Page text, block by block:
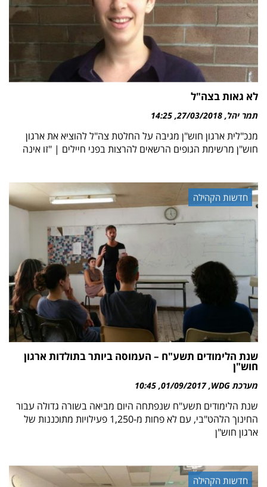
לא גאות בצה"ל
תמר יהל 27/03/2018
14:25
מנכ"לית ארגון חוש"ן מגיבה על החלטת צה"ל להוציא את ארגון
חוש"ן מרשימת הגופים הרשאים להרצות בפני חיילים | "זו אינה
חדשות הקהילה
שנת הלימודים תשע"ח – העמוסה ביותר בתולדות ארגון
חוש"ן
מערכת WDG 01/09/2017
10:45
שנת הלימודים תשע"ח שנפתחה היום מביאה בשורה גדולה עבור
החינוך הלהט"בי, עם לא פחות מ-1,250 פעילויות מתוכננות של
ארגון חוש"ן
חדשות הקהילה